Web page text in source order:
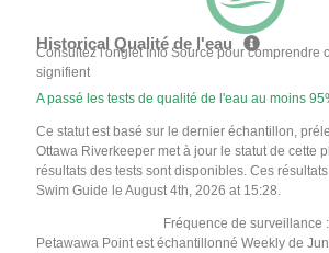
Historical Qualité de l'eau
Consultez l'onglet Info Source pour comprendre
signifient
A passé les tests de qualité de l'eau au moins
Ce statut est basé sur le dernier échantillon,
Ottawa Riverkeeper met à jour le statut de cette
résultats des tests sont disponibles. Ces
Swim Guide le August 4th, 2026 at 15:28.
Fréquence de surveillance :
Petawawa Point est échantillonné Weekly de